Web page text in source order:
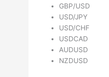
GBP/USD
USD/JPY
USD/CHF
USDCAD
AUDUSD
NZDUSD